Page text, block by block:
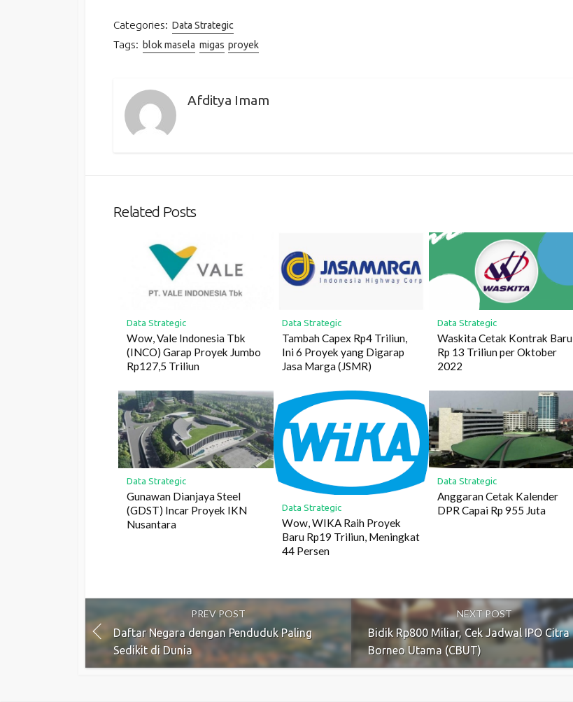
Categories: Data Strategic
Tags: blok masela migas proyek
Afditya Imam
Related Posts
Data Strategic
Wow, Vale Indonesia Tbk
(INCO) Garap Proyek Jumbo
Rp127,5 Triliun
Data Strategic
Tambah Capex Rp4 Triliun,
Ini 6 Proyek yang Digarap
Jasa Marga (JSMR)
Data Strategic
Waskita Cetak Kontrak Baru
Rp 13 Triliun per Oktober
2022
Data Strategic
Gunawan Dianjaya Steel
(GDST) Incar Proyek IKN
Nusantara
Data Strategic
Wow, WIKA Raih Proyek
Baru Rp19 Triliun, Meningkat
44 Persen
Data Strategic
Anggaran Cetak Kalender
DPR Capai Rp 955 Juta
PREV POST
Daftar Negara dengan Penduduk Paling
Sedikit di Dunia
NEXT POST
Bidik Rp800 Miliar, Cek Jadwal IPO Citra
Borneo Utama (CBUT)